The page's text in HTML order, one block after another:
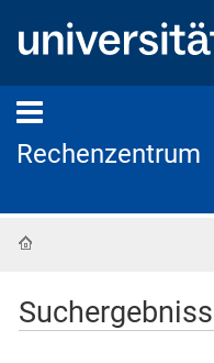
Rechenzentrum